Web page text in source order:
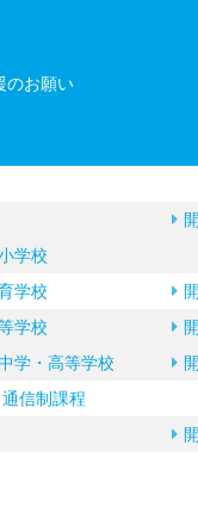
のお願い
学校
学校
学校
学・高等学校
信制課程